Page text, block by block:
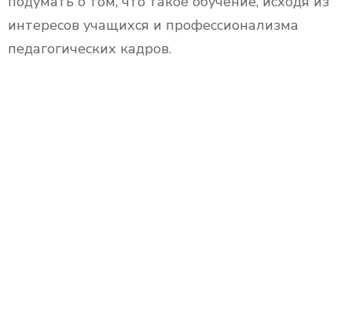
интересов учащихся и профессионализма
педагогических кадров.